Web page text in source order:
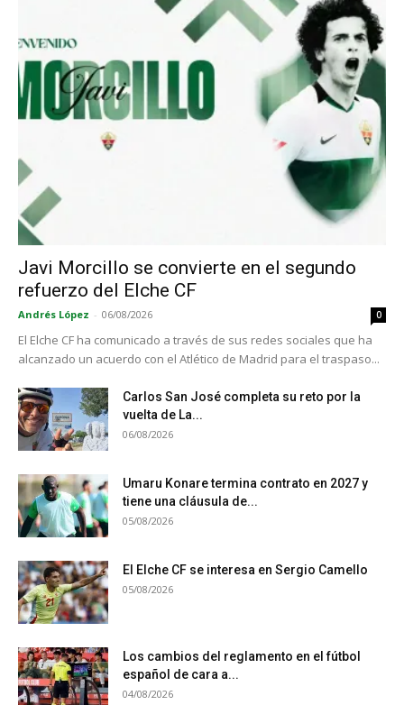
Javi Morcillo se convierte en el segundo
refuerzo del Elche CF
Andrés López - 06/08/2026 0
El Elche CF ha comunicado a través de sus redes sociales que ha
alcanzado un acuerdo con el Atlético de Madrid para el traspaso...
Carlos San José completa su reto por la
vuelta de La...
06/08/2026
Umaru Konare termina contrato en 2027 y
tiene una cláusula de...
05/08/2026
El Elche CF se interesa en Sergio Camello
05/08/2026
Los cambios del reglamento en el fútbol
español de cara a...
04/08/2026